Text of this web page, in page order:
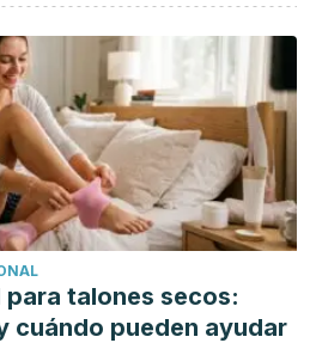
Tratamientos y drogas para el
diseases-
syndrome/basics/treatment/con-
20033385
Treatment. News Medical Life
talones secos:
cuándo pueden ayudar